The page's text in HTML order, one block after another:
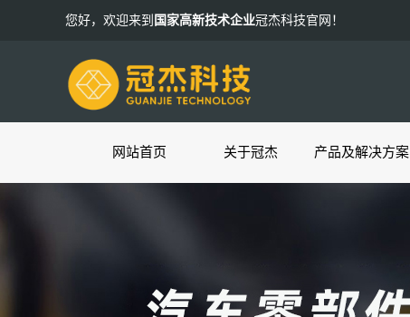
您好，欢迎来到 国家高新技术企业冠杰科技官网！
网站首页 关于冠杰 产品及解决方案